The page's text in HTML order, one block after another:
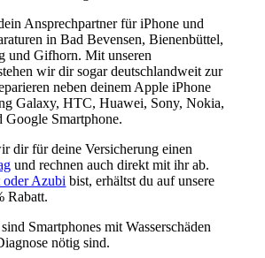
Ansprechpartner für iPhone und
in Bad Bevensen, Bienenbüttel,
und Gifhorn. Mit unseren
wir dir sogar deutschlandweit zur
neben deinem Apple iPhone
Galaxy, HTC, Huawei, Sony, Nokia,
Smartphone.
dir für deine Versicherung einen
und rechnen auch direkt mit ihr ab.
oder Azubi bist, erhältst du auf unsere
Rabatt.
Smartphones mit Wasserschäden
nötig sind.